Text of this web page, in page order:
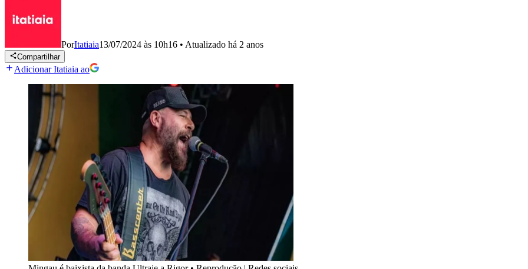
PorItatiaia13/07/2024 às 10h16 • Atualizado há 2 anos
Compartilhar
Adicionar Itatiaia ao